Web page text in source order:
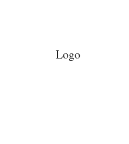
Logo